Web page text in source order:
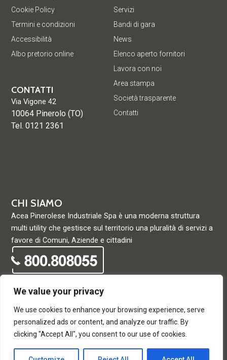
We value your privacy
We use cookies to enhance your browsing experience, serve
personalized ads or content, and analyze our traffic. By
clicking "Accept All", you consent to our use of cookies.
CHI SIAMO
Acea Pinerolese Industriale Spa è una moderna struttura
multi utility che gestisce sul territorio una pluralità di servizi a
favore di Comuni, Aziende e cittadini
Servizi
Bandi di gara
News
Elenco aperto fornitori
Lavora con noi
Area stampa
Società trasparente
Contatti
Cookie Policy
Termini e condizioni
Accessibilità
Albo pretorio online
CONTATTI
Via Vigone 42
10064 Pinerolo (TO)
Tel. 0121 2361
© Acea Pinerolese Industriale S.p.a. – Tutti i diritti riservati. Via
Vigone 42 - 10064 Pinerolo - P. Iva e Registro delle imprese di
Torino 05059960012 - Capitale Sociale
33.915.698,68 REA di Torino: 680448